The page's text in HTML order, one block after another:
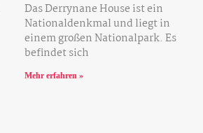
Das Derrynane House ist ein
Nationaldenkmal und liegt in
einem großen Nationalpark. Es
befindet sich
Mehr erfahren »